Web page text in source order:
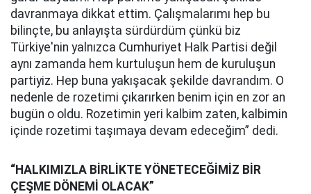
davranmaya dikkat ettim. Çalışmalarımı hep bu
bilinçte, bu anlayışta sürdürdüm çünkü biz
Türkiye'nin yalnızca Cumhuriyet Halk Partisi değil
aynı zamanda hem kurtuluşun hem de kuruluşun
partiyiz. Hep buna yakışacak şekilde davrandım. O
nedenle de rozetimi çıkarırken benim için en zor an
bugün o oldu. Rozetimin yeri kalbim zaten, kalbimin
içinde rozetimi taşımaya devam edeceğim” dedi.
“HALKIMIZLA BİRLİKTE YÖNETECEĞİMİZ BİR
ÇEŞME DÖNEMİ OLACAK”